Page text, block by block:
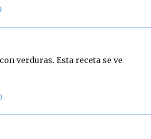
verduras. Esta receta se ve